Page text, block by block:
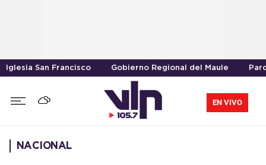
Iglesia San Francisco Gobierno Regional del Maule
EN VIVO
NACIONAL